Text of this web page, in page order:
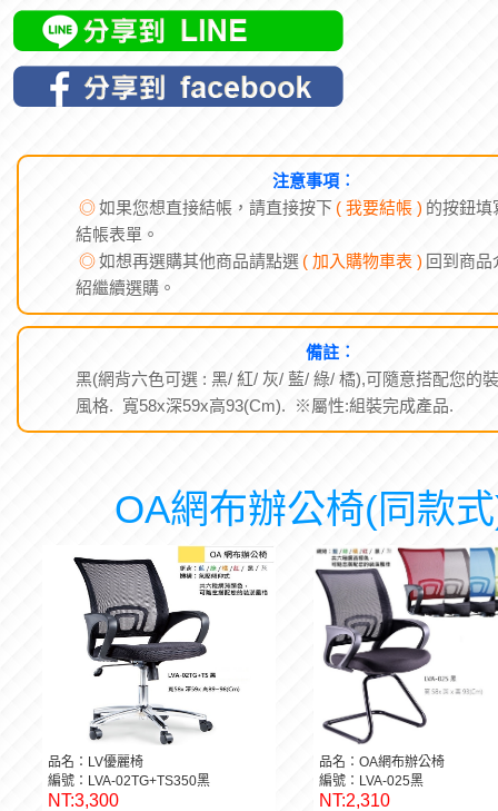
注意事項︰
◎如果您想直接結帳，請直接按下 ( 我要結帳 ) 的按鈕填
結帳表單。
◎如想再選購其他商品請點選 ( 加入購物車表 ) 回到商品
紹繼續選購。
備註︰
黑(網背六色可選 : 黑/ 紅/ 灰/ 藍/ 綠/ 橘),可隨意搭配您的
風格. 寬58x深59x高93(Cm). ※屬性:組裝完成產品.
OA網布辦公椅(同款
品名：LV優麗椅
編號：LVA-02TG+TS350黑
NT:3,300
品名：OA網布辦公椅
編號：LVA-025黑
NT:2,310